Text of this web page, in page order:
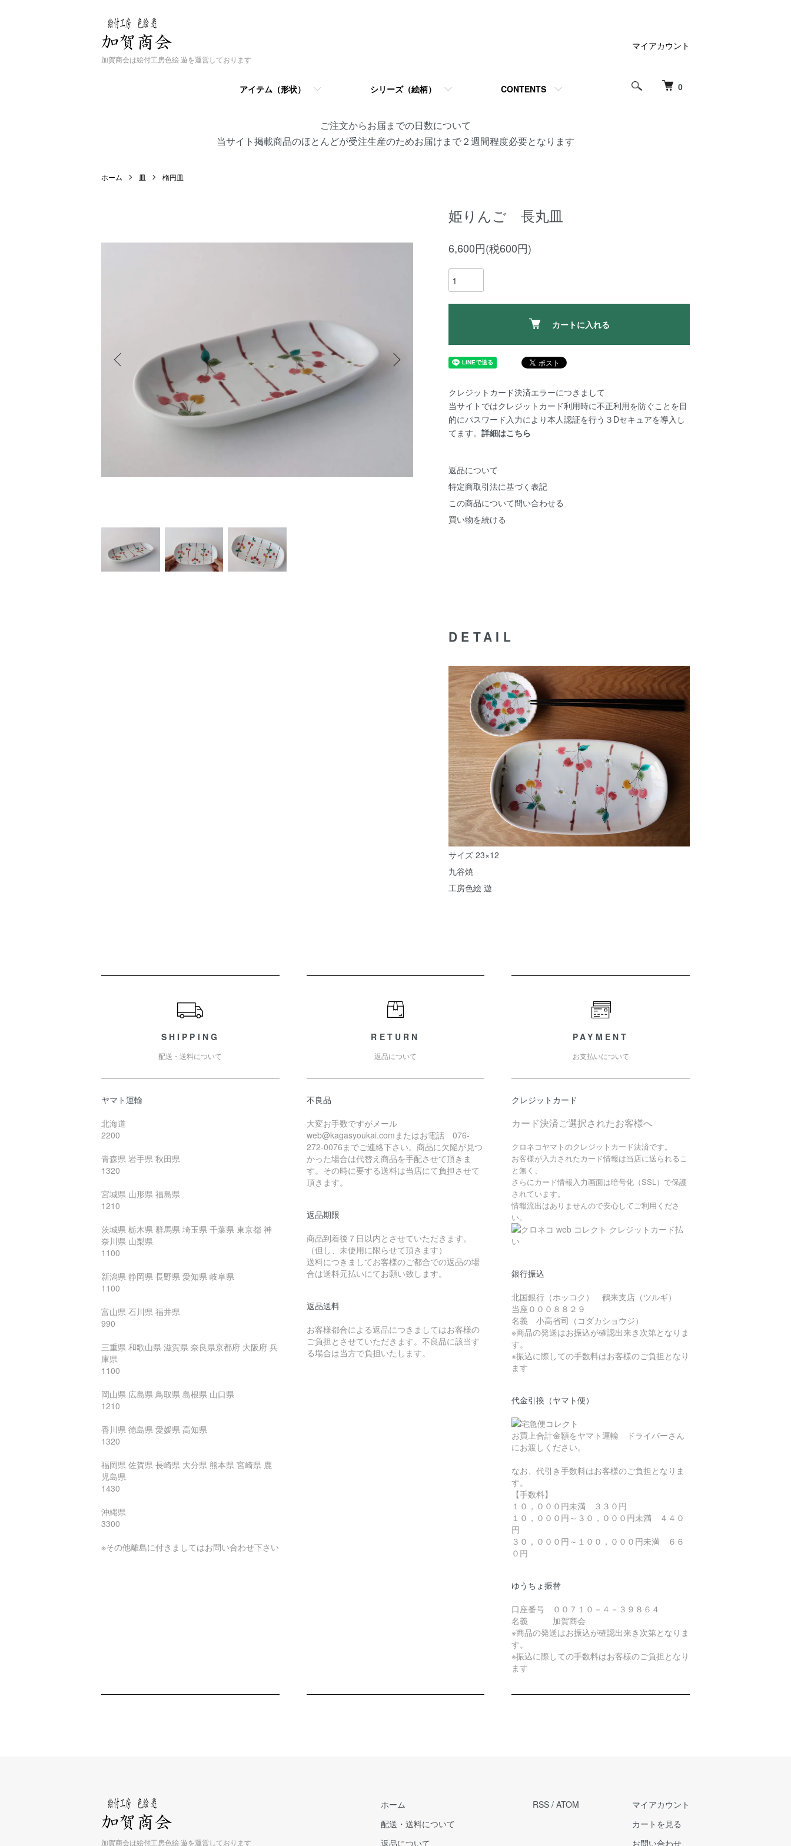
加賀商会は絵付工房色絵 遊を運営しております
0
アイテム（形状） シリーズ（絵柄） CONTENTS
マイアカウント
ご注文からお届までの日数について
当サイト掲載商品のほとんどが受注生産のためお届けまで２週間程度必要となります
ホーム 皿 楕円皿
姫りんご 長丸皿
6,600円(税600円)
カートに入れる
クレジットカード決済エラーにつきまして
当サイトではクレジットカード利用時に不正利用を防ぐことを目
的にパスワード入力により本人認証を行う３Dセキュアを導入し
てます。 詳細はこちら
返品について
特定商取引法に基づく表記
この商品について問い合わせる
買い物を続ける
DETAIL
サイズ 23×12
九谷焼
工房色絵 遊
SHIPPING
配送・送料について
ヤマト運輸
北海道
2200
青森県 岩手県 秋田県
1320
宮城県 山形県 福島県
1210
茨城県 栃木県 群馬県 埼玉県 千葉県 東京都 神
奈川県 山梨県
1100
新潟県 静岡県 長野県 愛知県 岐阜県
1100
富山県 石川県 福井県
990
三重県 和歌山県 滋賀県 奈良県京都府 大阪府 兵
庫県
1100
岡山県 広島県 鳥取県 島根県 山口県
1210
香川県 徳島県 愛媛県 高知県
1320
福岡県 佐賀県 長崎県 大分県 熊本県 宮崎県 鹿
児島県
1430
沖縄県
3300
※その他離島に付きましてはお問い合わせ下さい
RETURN
返品について
不良品
大変お手数ですがメール
web@kagasyoukai.comまたはお電話 076-
272-0076までご連絡下さい。商品に欠陥が見つ
かった場合は代替え商品を手配させて頂きま
す。その時に要する送料は当店にて負担させて
頂きます。
返品期限
商品到着後７日以内とさせていただきます。
（但し、未使用に限らせて頂きます）
送料につきましてお客様のご都合での返品の場
合は送料元払いにてお願い致します。
返品送料
お客様都合による返品につきましてはお客様の
ご負担とさせていただきます。不良品に該当す
る場合は当方で負担いたします。
PAYMENT
お支払いについて
クレジットカード
カード決済ご選択されたお客様へ
クロネコヤマトのクレジットカード決済です。
お客様が入力されたカード情報は当店に送られるこ
と無く、
さらにカード情報入力画面は暗号化（SSL）で保護
されています。
情報流出はありませんので安心してご利用くださ
い。
銀行振込
北国銀行（ホッコク） 鶴来支店（ツルギ）
当座０００８８２９
名義 小高省司（コダカショウジ）
※商品の発送はお振込が確認出来き次第となりま
す。
※振込に際しての手数料はお客様のご負担となり
ます
代金引換（ヤマト便）
お買上合計金額をヤマト運輸 ドライバーさん
にお渡しください。
なお、代引き手数料はお客様のご負担となりま
す。
【手数料】
１０，０００円未満 ３３０円
１０，０００円～３０，０００円未満 ４４０
円
３０，０００円～１００，０００円未満 ６６
０円
ゆうちょ振替
口座番号 ００７１０－４－３９８６４
名義 加賀商会
※商品の発送はお振込が確認出来き次第となりま
す。
※振込に際しての手数料はお客様のご負担となり
ます
加賀商会は絵付工房色絵 遊を運営しております
ホーム
配送・送料について
返品について
RSS / ATOM
マイアカウント
カートを見る
お問い合わせ